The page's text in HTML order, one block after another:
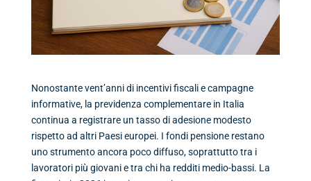
Nonostante vent’anni di incentivi fiscali e campagne
informative, la previdenza complementare in Italia
continua a registrare un tasso di adesione modesto
rispetto ad altri Paesi europei. I fondi pensione restano
uno strumento ancora poco diffuso, soprattutto tra i
lavoratori più giovani e tra chi ha redditi medio-bassi. La